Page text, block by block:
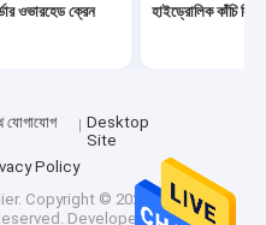
ওভারহেড ক্রেন হাইড্রোলিক কাঁচি
যোগাযোগ
Desktop
Site
Policy
Copyright © 2026 CATET
Developed byECER